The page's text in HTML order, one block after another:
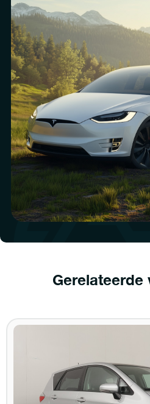
Gerelateerde